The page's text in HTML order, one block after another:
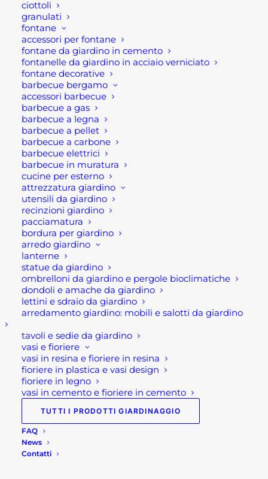
ciottoli
granulati
fontane
accessori per fontane
fontane da giardino in cemento
fontanelle da giardino in acciaio verniciato
fontane decorative
barbecue bergamo
accessori barbecue
barbecue a gas
barbecue a legna
barbecue a pellet
barbecue a carbone
barbecue elettrici
barbecue in muratura
cucine per esterno
attrezzatura giardino
utensili da giardino
recinzioni giardino
pacciamatura
bordura per giardino
arredo giardino
lanterne
statue da giardino
ombrelloni da giardino e pergole bioclimatiche
dondoli e amache da giardino
lettini e sdraio da giardino
arredamento giardino: mobili e salotti da giardino
tavoli e sedie da giardino
vasi e fioriere
vasi in resina e fioriere in resina
fioriere in plastica e vasi design
fioriere in legno
vasi in cemento e fioriere in cemento
TUTTI I PRODOTTI GIARDINAGGIO
FAQ
News
Contatti
Più apprezzati
MAZZETTA OSCA DA MURATORE
22,90€- 26,70€Fascia
GRIGLIE IN PVC CON TELAIO
5,00€-72,90 €
a
LAPILLO
4,00€
Suggeriti
TENDA OSCURANTE COMBINATA
132,00€ -
STATUETTE DA GIARDINO ANIMALI IN
RESINA
7,90€ -17,50 €
di
prezzo:
da
7,90 €
a
PITTURA LAVAGNA
29,90€
Ultimi visti
CIOTOLA TONDA PER ESTERNO IN
CEMENTO
di
prezzo:
CIOTOLA OVALE PER ESTERNO IN
34,00